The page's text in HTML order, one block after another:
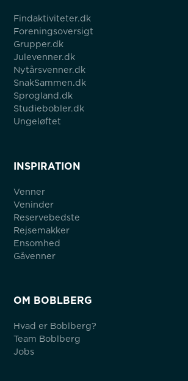
Findaktiviteter.dk
Foreningsoversigt
Grupper.dk
Julevenner.dk
Nytårsvenner.dk
SnakSammen.dk
Sprogland.dk
Studiebobler.dk
Ungeløftet
INSPIRATION
Venner
Veninder
Reservebedste
Rejsemakker
Ensomhed
Gåvenner
OM BOBLBERG
Hvad er Boblberg?
Team Boblberg
Jobs